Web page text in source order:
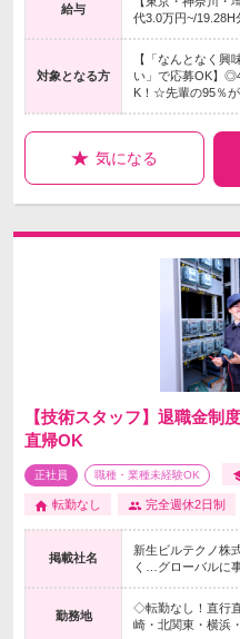
給与
代3.0万円~/19.28H
対象となる方
【「なんとなく興
い」で応募OK】
K！☆先輩の95％が
気になる
【技術スタッフ】退職金制
直帰OK
正社員 職種・業種未経験OK
転勤なし 完全週休2日制
掲載社名
新生ビルテクノ株
く…グローバルに
勤務地
◇転勤なし！直行
崎・北関東・横浜